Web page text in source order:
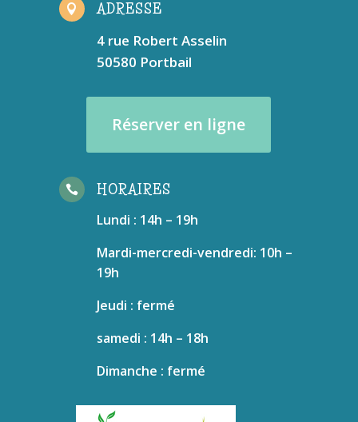
 ADRESSE
4 rue Robert Asselin
50580 Portbail
Réserver en ligne
 HORAIRES
Lundi : 14h – 19h
Mardi-mercredi-vendredi: 10h –
19h
Jeudi : fermé
samedi : 14h – 18h
Dimanche : fermé